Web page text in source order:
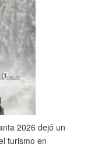
2026 dejó un
turismo en